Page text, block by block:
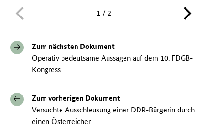
1 / 2
Zum nächsten Dokument
Operativ bedeutsame Aussagen auf dem 10. FDGB-
Kongress
Zum vorherigen Dokument
Versuchte Ausschleusung einer DDR-Bürgerin durch
einen Österreicher